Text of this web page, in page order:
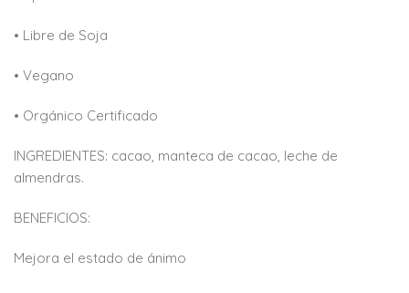
• Libre de Soja
• Vegano
• Orgánico Certificado
INGREDIENTES: cacao, manteca de cacao, leche de
almendras.
BENEFICIOS:
Mejora el estado de ánimo